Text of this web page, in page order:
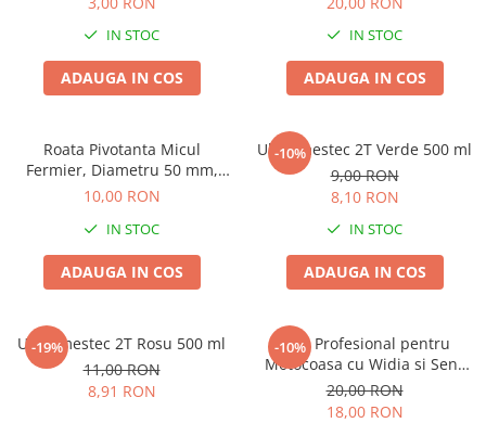
IN STOC
ADAUGA IN COS
IN STOC
ADAUGA IN COS
Roata Pivotanta Micul
Fermier, Diametru 50 mm,
Placa de Fixare, pentru
10,00 RON
IN STOC
ADAUGA IN COS
-10%
Ulei amestec 2T Verde 500 ml
9,00 RON
8,10 RON
IN STOC
ADAUGA IN COS
-19%
Ulei amestec 2T Rosu 500 ml
11,00 RON
8,91 RON
-10%
Disc Profesional pentru
Motocoasa cu Widia si Sens
Dublu 40T, Cutit Circular
Reversibil Defrisare Arbusti
20,00 RON
18,00 RON